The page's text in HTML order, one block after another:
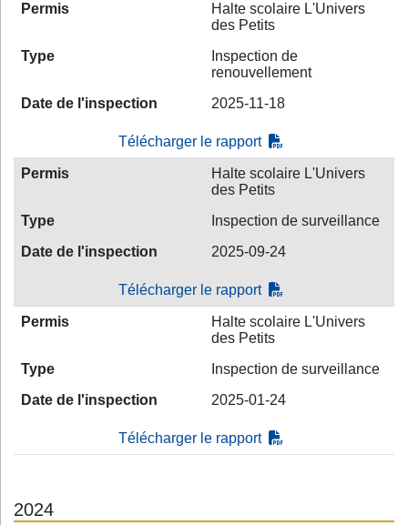
Permis
Halte scolaire L'Univers
des Petits
Type
Inspection de
renouvellement
Date de l'inspection
2025-11-18
Télécharger le rapport
Permis
Halte scolaire L'Univers
des Petits
Type
Inspection de surveillance
Date de l'inspection
2025-09-24
Télécharger le rapport
Permis
Halte scolaire L'Univers
des Petits
Type
Inspection de surveillance
Date de l'inspection
2025-01-24
Télécharger le rapport
2024